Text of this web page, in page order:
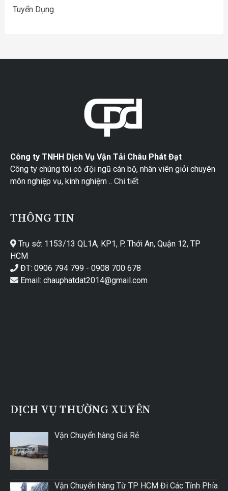
Tuyển Dụng
Công ty TNHH Dịch Vụ Vận Tải Châu Phát Đạt
Công ty chúng tôi có đội ngũ cán bộ, nhân viên giỏi chuyên
môn nghiệp vụ, kinh nghiệm .. Chi tiết
THÔNG TIN
Trụ sở: 1153/13 QL1A, KP1, P. Thới An, Quận 12, TP
HCM
ĐT: 0906 794 799 - 0908 700 678
Email: chauphatdat2014@gmail.com
DỊCH VỤ THƯỜNG XUYÊN
Vận Chuyển hàng Giá Rẻ
Vận Chuyển hàng Từ TP HCM Đi Các Tỉnh Phía